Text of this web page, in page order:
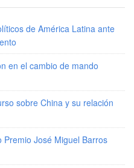
de América Latina ante
en el cambio de mando
sobre China y su relación
José Miguel Barros